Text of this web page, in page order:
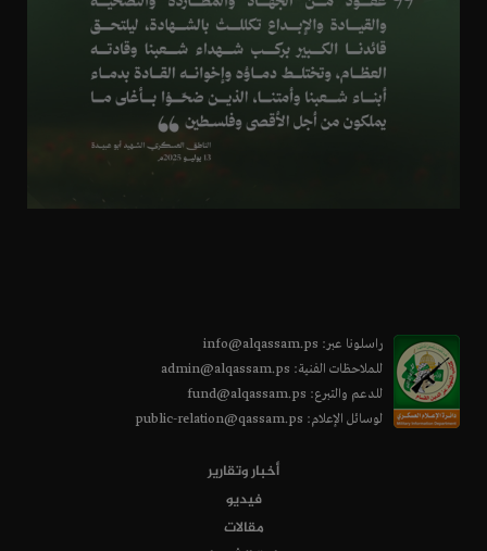
ikram - الجزائر 2026-08-01
الله يعز كتائب القسام الحبيبة, ربنا معاكم
يا خير من في أمة محمد وأن على ثقة أن ربي
سيهدين سلام عليكم بما صبرتم فنعم عقبى
الدار
يوسف - تونس
وفق الله جهاد المقاومة في الضفة
راسلونا عبر: info@alqassam.ps
للملاحظات الفنية: admin@alqassam.ps
للدعم والتبرع: fund@alqassam.ps
لوسائل الإعلام: public-relation@qassam.ps
أخبار وتقارير
فيديو
مقالات